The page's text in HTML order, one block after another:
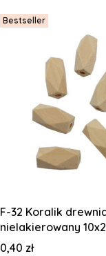
Bestseller
F-32 Koralik
nielakierowany
Cena
0,40 zł